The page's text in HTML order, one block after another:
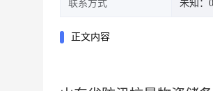
联系方式 未知：
正文内容